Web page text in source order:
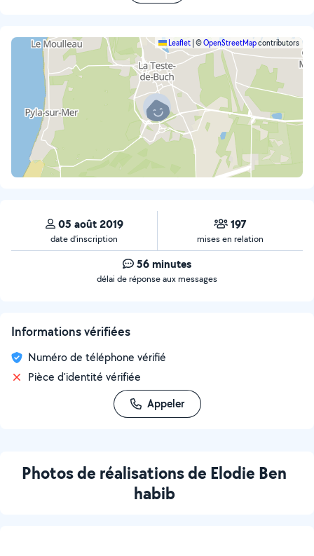
Leaflet ©OpenStreetMapcontributors
05 août 2019
date d’inscription
197
mises en relation
56 minutes
délai de réponse aux messages
Informations vérifiées
Numéro de téléphone vérifié
Pièce d'identité vérifiée
Appeler
Photos de réalisations de Elodie Ben
habib